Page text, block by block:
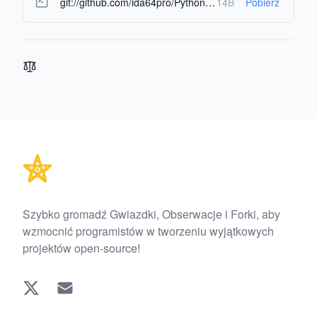
Szybko gromadź Gwiazdki, Obserwacje i Forki, aby
wzmocnić programistów w tworzeniu wyjątkowych
projektów open-source!
Twitter EMAIL